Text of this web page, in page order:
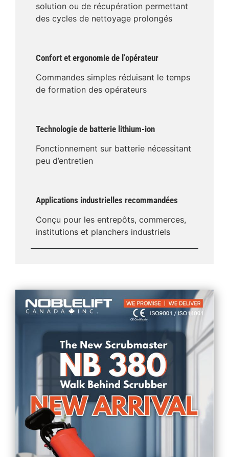
solution ou de récupération permettant
des cycles de nettoyage prolongés
Confort et ergonomie de l’opérateur
Commandes simples réduisant le temps
de formation des opérateurs
Technologie de batterie lithium-ion
Fonctionnement sur batterie nécessitant
peu d’entretien
Applications industrielles recommandées
Conçu pour les entrepôts, commerces,
institutions et planchers industriels